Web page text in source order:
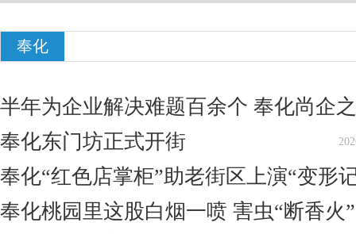
奉化
半年为企业解决难题百余个 奉化尚企
奉化东门坊正式开街
奉化“红色店掌柜”助老街区上演“变形
奉化桃园里这股白烟一喷 害虫“断香火